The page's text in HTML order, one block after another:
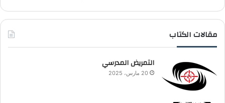
مقالات الكتاب
التمريض المدرسي
20 مارس، 2025